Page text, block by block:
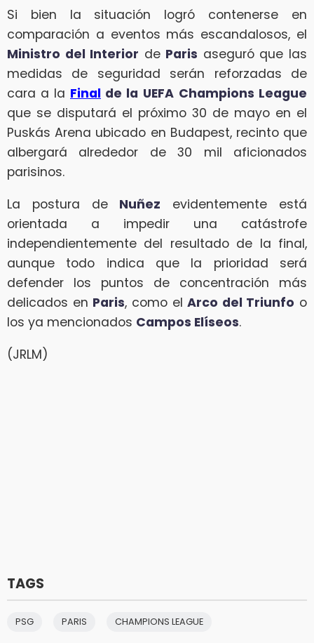
Si bien la situación logró contenerse en
comparación a eventos más escandalosos, el
Ministro del Interior de Paris aseguró que las
medidas de seguridad serán reforzadas de
cara a la Final de la UEFA Champions League
que se disputará el próximo 30 de mayo en el
Puskás Arena ubicado en Budapest, recinto que
albergará alrededor de 30 mil aficionados
parisinos.
La postura de Nuñez evidentemente está
orientada a impedir una catástrofe
independientemente del resultado de la final,
aunque todo indica que la prioridad será
defender los puntos de concentración más
delicados en Paris, como elArco del Triunfo o
los ya mencionados Campos Elíseos.
(JRLM)
TAGS
PSG PARIS CHAMPIONS LEAGUE